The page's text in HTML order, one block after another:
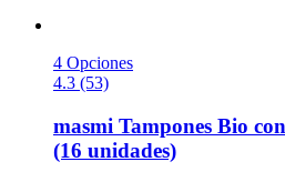
4 Opciones
4.3 (53)
masmi Tampones Bio
(16 unidades)